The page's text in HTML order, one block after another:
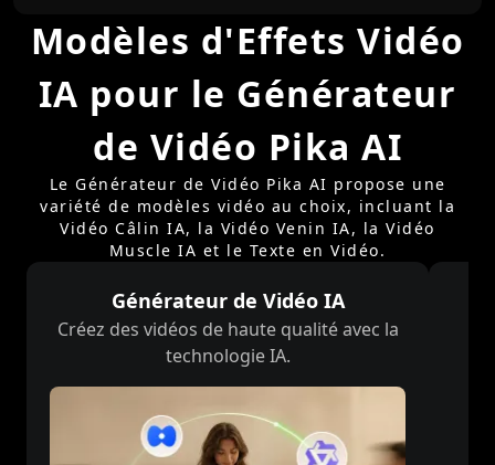
Modèles d'Effets Vidéo
IA pour le Générateur
de Vidéo Pika AI
Le Générateur de Vidéo Pika AI propose une
variété de modèles vidéo au choix, incluant la
Vidéo Câlin IA, la Vidéo Venin IA, la Vidéo
Muscle IA et le Texte en Vidéo.
Générateur de Vidéo IA
Créez des vidéos de haute qualité avec la
technologie IA.